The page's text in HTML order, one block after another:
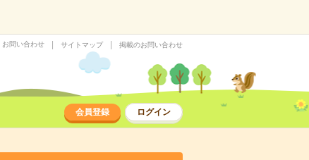
お問い合わせ サイトマップ 掲載のお問い合わせ
会員登録 ログイン